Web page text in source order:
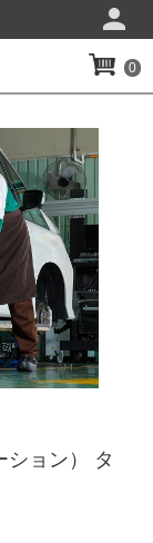
0
ション） タ